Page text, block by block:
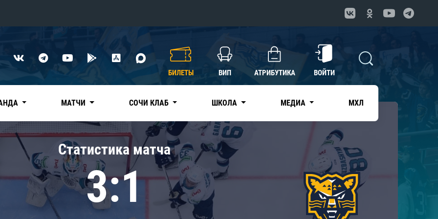
Нефтехимик
Дивизион Чернышева
Авангард
Адмирал
КХЛ
БИЛЕТЫ ВИП АТРИБУТИКА ВОЙТИ
МАТЧИ СОЧИ КЛАБ ШКОЛА МЕДИА МХЛ
Статистика матча
3:1